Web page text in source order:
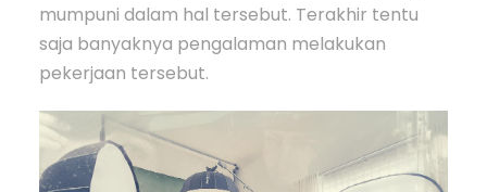
mumpuni dalam hal tersebut. Terakhir tentu
saja banyaknya pengalaman melakukan
pekerjaan tersebut.